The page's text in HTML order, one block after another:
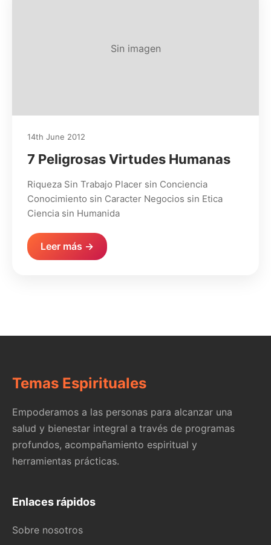
Sin imagen
14th June 2012
7 Peligrosas Virtudes Humanas
Riqueza Sin Trabajo Placer sin Conciencia
Conocimiento sin Caracter Negocios sin Etica
Ciencia sin Humanida
Leer más →
Temas Espirituales
Empoderamos a las personas para alcanzar una
salud y bienestar integral a través de programas
profundos, acompañamiento espiritual y
herramientas prácticas.
Enlaces rápidos
Sobre nosotros